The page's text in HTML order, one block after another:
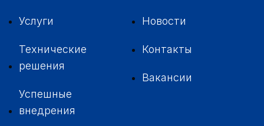
Услуги
Технические
решения
Успешные
внедрения
Новости
Контакты
Вакансии